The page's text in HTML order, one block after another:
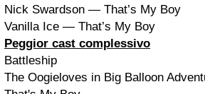
Nick Swardson — That’s My Boy
Vanilla Ice — That’s My Boy
Peggior cast complessivo
Battleship
The Oogieloves in Big Balloon